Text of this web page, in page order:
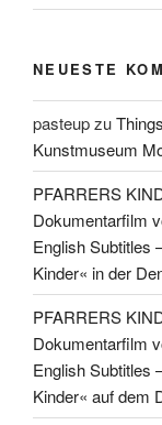
NEUESTE
pasteupzu
Kunstmuseum
PFARRERS
Dokumentarfilm
English Subtitles
Kinder« in der
PFARRERS
Dokumentarfilm
English Subtitles
Kinder« auf dem